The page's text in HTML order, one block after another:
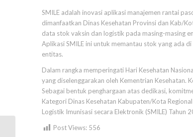
SMILE adalah inovasi aplikasi manajemen rantai
dimanfaatkan Dinas Kesehatan Provinsi dan Kab/
data stok vaksin dan logistik pada masing-masing
Aplikasi SMILE ini untuk memantau stok yang ada
entitas.
Dalam rangka memperingati Hari Kesehatan
yang diselenggarakan oleh Kementrian Kesehatan.
Sebagai bentuk penghargaan atas dedikasi,
Kategori Dinas Kesehatan Kabupaten/Kota
Logistik Imunisasi secara Elektronik (SMILE) Tahun
Post Views: 556
Monev KKN Tematik